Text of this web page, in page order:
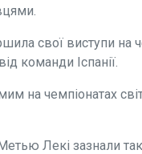
свої виступи на
команди Іспанії.
на чемпіонатах
Лекі зазнали